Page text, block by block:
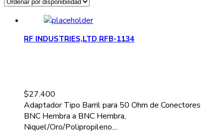
RF INDUSTRIES,LTD RFB-1134
$27.400
Adaptador Tipo Barril para 50 Ohm de Conectores
BNC Hembra a BNC Hembra,
Niquel/Oro/Polipropileno....